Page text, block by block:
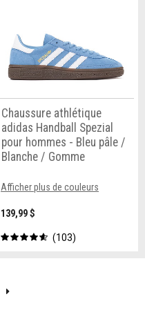
Chaussure athlétique
adidas Handball Spezial
pour hommes - Bleu pâle /
Blanche / Gomme
Afficher plus de couleurs
139,99 $
103
Suivant